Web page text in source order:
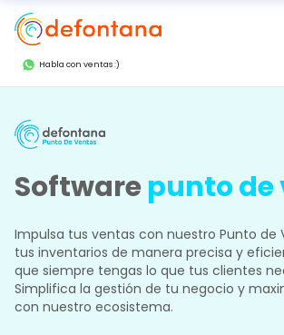
Habla con ventas :)
Softwarepunto de
Impulsa tus ventas con nuestro Punto de
tus inventarios de manera precisa y
que siempre tengas lo que tus clientes
Simplifica la gestión de tu negocio y
con nuestro ecosistema.